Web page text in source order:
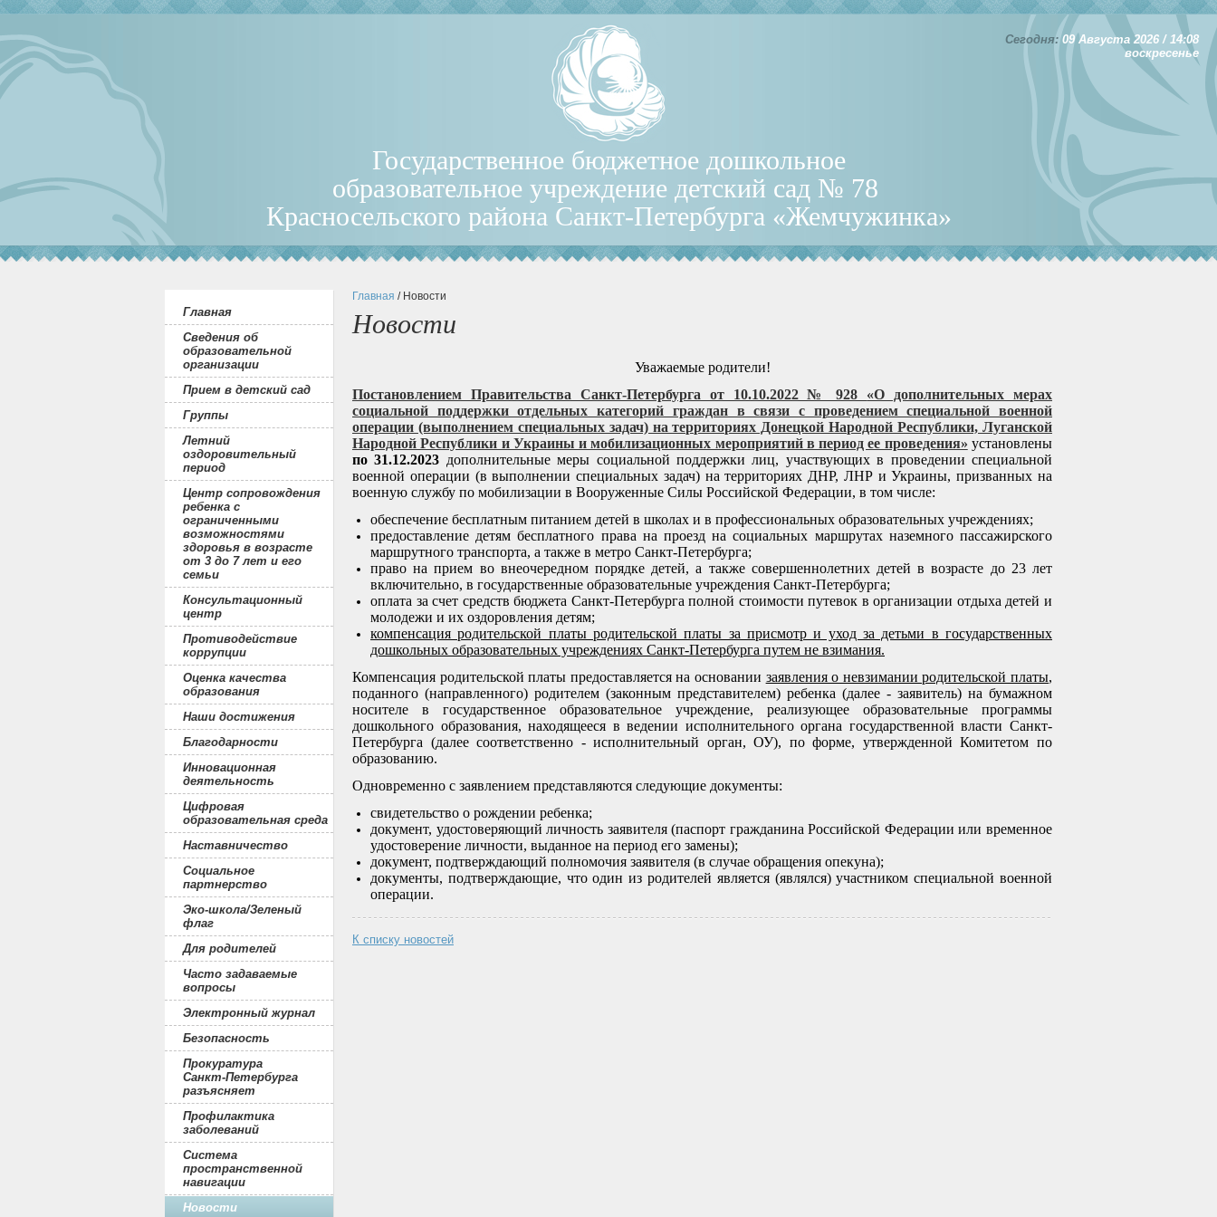
Главная
Сведения об
образовательной
организации
Прием в детский сад
Группы
Летний
оздоровительный
период
Центр сопровождения
ребенка с
ограниченными
возможностями
здоровья в возрасте
от 3 до 7 лет и его
семьи
Консультационный
центр
Противодействие
коррупции
Оценка качества
образования
Наши достижения
Благодарности
Инновационная
деятельность
Цифровая
образовательная среда
Наставничество
Социальное
партнерство
Эко-школа/Зеленый
флаг
Для родителей
Часто задаваемые
вопросы
Электронный журнал
Безопасность
Прокуратура
Санкт-Петербурга
разъясняет
Профилактика
заболеваний
Система
пространственной
навигации
Новости
Главная / Новости
Новости
Уважаемые родители!
Постановлением Правительства Санкт-Петербурга от 10.10.2022 № 928 «О дополнительных мерах
социальной поддержки отдельных категорий граждан в связи с проведением специальной военной
операции (выполнением специальных задач) на территориях Донецкой Народной Республики, Луганской
Народной Республики и Украины и мобилизационных мероприятий в период ее проведения» установлены
по 31.12.2023 дополнительные меры социальной поддержки лиц, участвующих в проведении специальной
военной операции (в выполнении специальных задач) на территориях ДНР, ЛНР и Украины, призванных на
военную службу по мобилизации в Вооруженные Силы Российской Федерации, в том числе:
обеспечение бесплатным питанием детей в школах и в профессиональных образовательных учреждениях;
предоставление детям бесплатного права на проезд на социальных маршрутах наземного пассажирского
маршрутного транспорта, а также в метро Санкт-Петербурга;
право на прием во внеочередном порядке детей, а также совершеннолетних детей в возрасте до 23 лет
включительно, в государственные образовательные учреждения Санкт-Петербурга;
оплата за счет средств бюджета Санкт-Петербурга полной стоимости путевок в организации отдыха детей и
молодежи и их оздоровления детям;
компенсация родительской платы родительской платы за присмотр и уход за детьми в государственных
дошкольных образовательных учреждениях Санкт-Петербурга путем не взимания.
Компенсация родительской платы предоставляется на основании заявления о невзимании родительской платы,
поданного (направленного) родителем (законным представителем) ребенка (далее - заявитель) на бумажном
носителе в государственное образовательное учреждение, реализующее образовательные программы
дошкольного образования, находящееся в ведении исполнительного органа государственной власти Санкт-
Петербурга (далее соответственно - исполнительный орган, ОУ), по форме, утвержденной Комитетом по
образованию.
Одновременно с заявлением представляются следующие документы:
свидетельство о рождении ребенка;
документ, удостоверяющий личность заявителя (паспорт гражданина Российской Федерации или временное
удостоверение личности, выданное на период его замены);
документ, подтверждающий полномочия заявителя (в случае обращения опекуна);
документы, подтверждающие, что один из родителей является (являлся) участником специальной военной
операции.
К списку новостей
Государственное бюджетное дошкольное
образовательное учреждение детский сад № 78
Красносельского района Санкт-Петербурга «Жемчужинка»
Сегодня:09 Августа 2026 / 14:08
воскресенье